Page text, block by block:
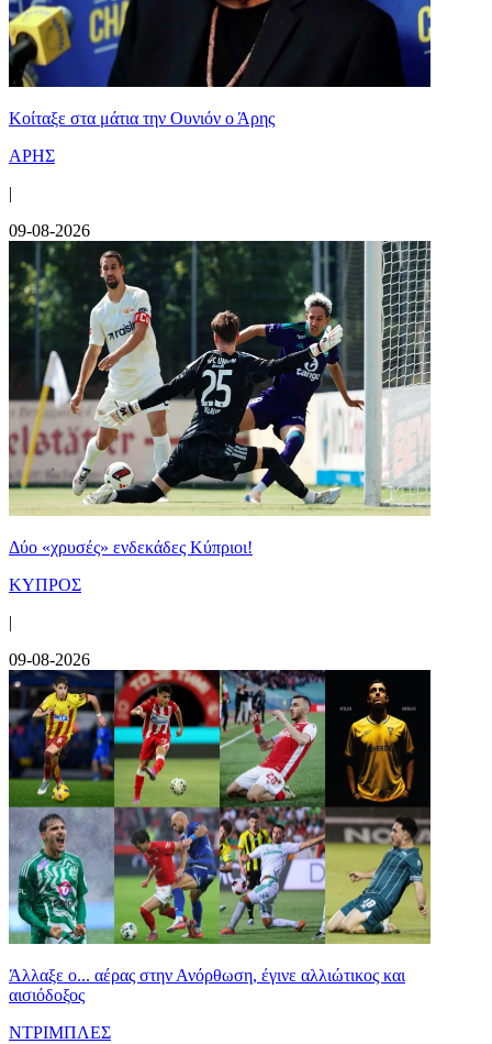
Κοίταξε στα μάτια την Ουνιόν ο Άρης
ΑΡΗΣ
|
09-08-2026
Δύο «χρυσές» ενδεκάδες Κύπριοι!
ΚΥΠΡΟΣ
|
09-08-2026
Άλλαξε ο... αέρας στην Ανόρθωση, έγινε αλλιώτικος και
αισιόδοξος
ΝΤΡΙΜΠΛΕΣ